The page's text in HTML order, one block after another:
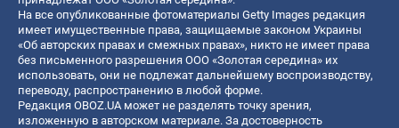
На все опубликованные фотоматериалы Getty Images редакция
имеет имущественные права, защищаемые законом Украины
«Об авторских правах и смежных правах», никто не имеет права
без письменного разрешения ООО «Золотая середина» их
использовать, они не подлежат дальнейшему воспроизводству,
переводу, распространению в любой форме.
Редакция OBOZ.UA может не разделять точку зрения,
изложенную в авторском материале. За достоверность